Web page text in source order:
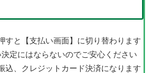
すと【支払い画面】に切り替わります
定にはならないのでご安心ください
込、クレジットカード決済になります